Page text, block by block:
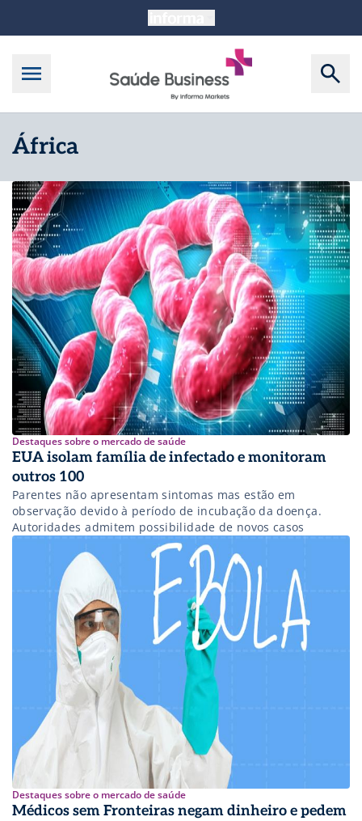
África
Destaques sobre o mercado de saúde
EUA isolam família de infectado e monitoram
outros 100
Parentes não apresentam sintomas mas estão em
observação devido à período de incubação da doença.
Autoridades admitem possibilidade de novos casos
Destaques sobre o mercado de saúde
Médicos sem Fronteiras negam dinheiro e pedem